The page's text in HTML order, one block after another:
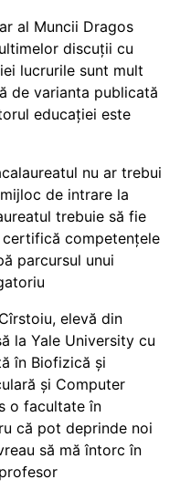
al Muncii Dragos
discuții cu
lucrurile sunt mult
de varianta publicată
educației este
nu ar trebui
de intrare la
trebuie să fie
certifică competențele
parcursul unui
elevă din
la Yale University cu
în Biofizică și
și Computer
o facultate în
că pot deprinde noi
să mă întorc în